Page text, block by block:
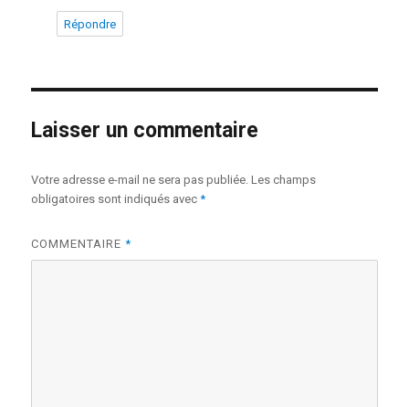
Répondre
Laisser un commentaire
Votre adresse e-mail ne sera pas publiée. Les champs
obligatoires sont indiqués avec*
COMMENTAIRE*